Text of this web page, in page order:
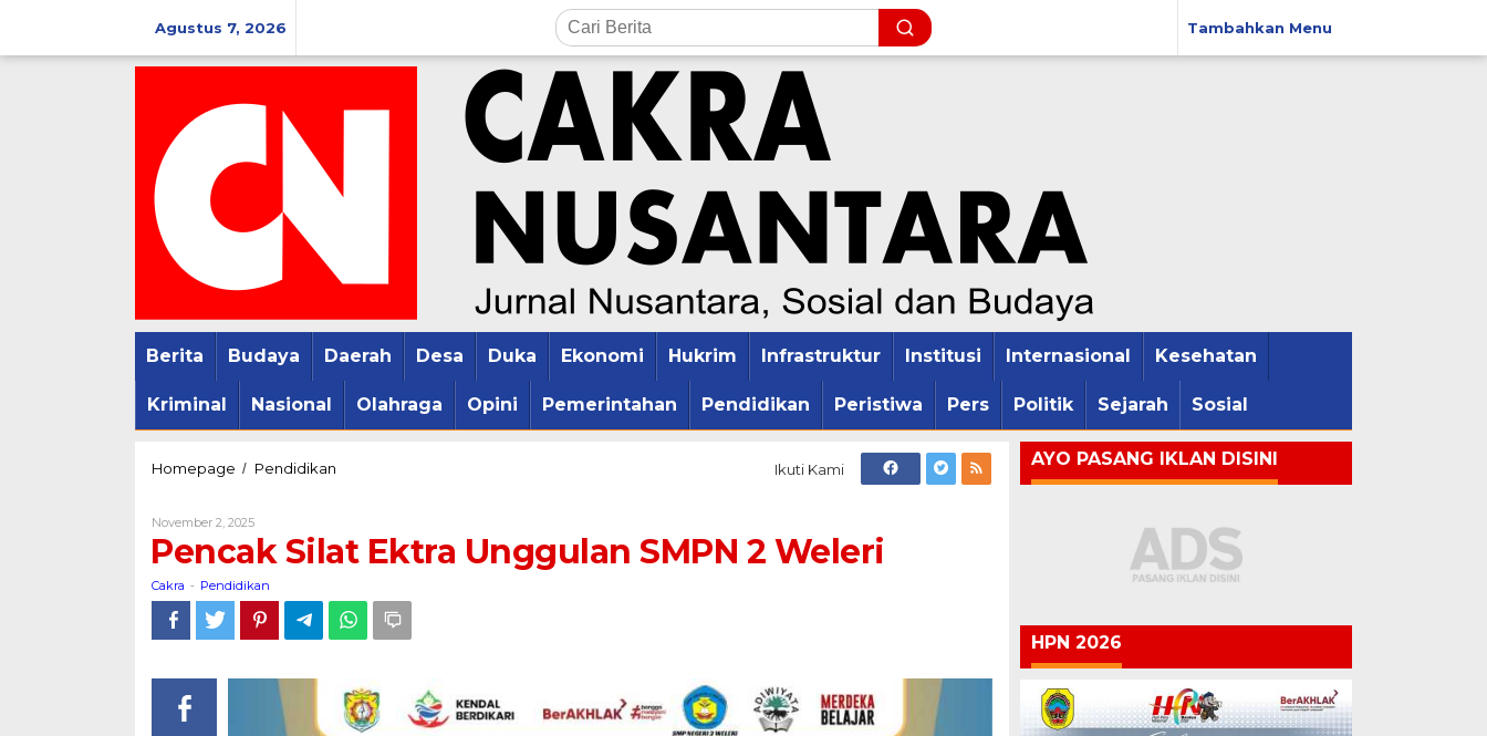
konten
Agustus 7, 2026 Tambahkan Menu
Berita Budaya Daerah Desa Duka Ekonomi Hukrim Infrastruktur Institusi Internasional Kesehatan
Kriminal Nasional Olahraga Opini Pemerintahan Pendidikan Peristiwa Pers Politik Sejarah Sosial
Homepage / Pendidikan
SMPN
Weleri
Ikuti Kami
November 2, 2025Oleh
Cakra
Pencak Silat Ektra Unggulan SMPN 2 Weleri
Cakra - Pendidikan
AYO PASANG IKLAN DISINI
HPN 2026